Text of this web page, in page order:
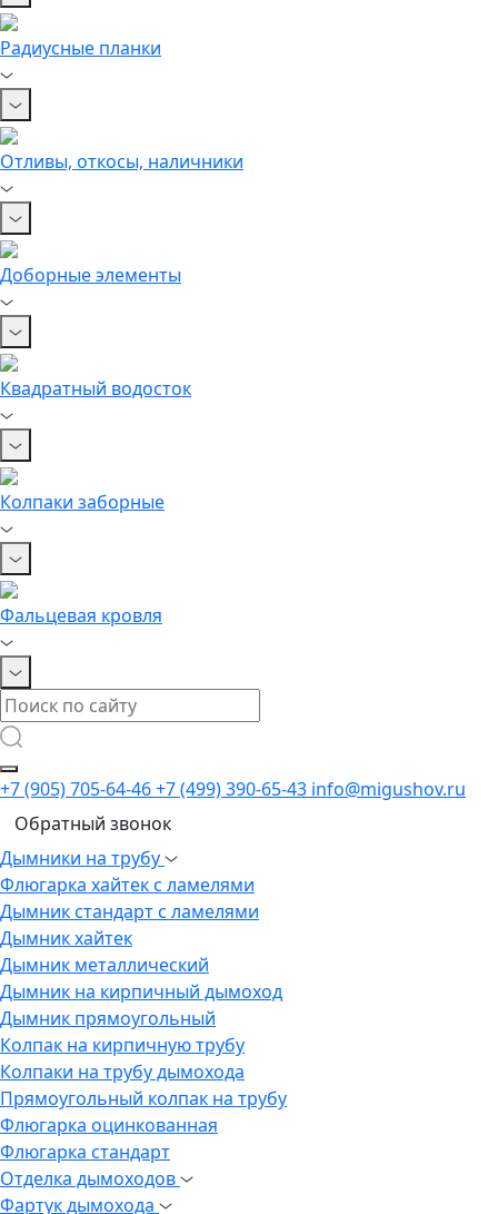
Радиусные планки
Отливы, откосы, наличники
Доборные элементы
Квадратный водосток
Колпаки заборные
Фальцевая кровля
+7 (905) 705-64-46+7 (499) 390-65-43 info@migushov.ru
Обратный звонок
Дымники на трубу
Флюгарка хайтек с ламелями
Дымник стандарт с ламелями
Дымник хайтек
Дымник металлический
Дымник на кирпичный дымоход
Дымник прямоугольный
Колпак на кирпичную трубу
Колпаки на трубу дымохода
Прямоугольный колпак на трубу
Флюгарка оцинкованная
Флюгарка стандарт
Отделка дымоходов
Фартук дымохода